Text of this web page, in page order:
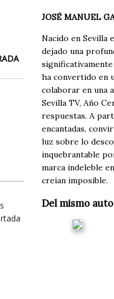
JOSÉ MANUEL
Nacido en Sevilla
dejado una
ha convertido en
colaborar en una
Sevilla TV, Año
respuestas. A
encantadas,
luz sobre lo
inquebrantable
marca indeleble
creían imposible.
Del mismo